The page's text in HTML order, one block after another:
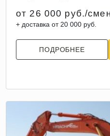
от 26 000 руб./
+ доставка от 20 000 руб.
ПОДРОБНЕЕ